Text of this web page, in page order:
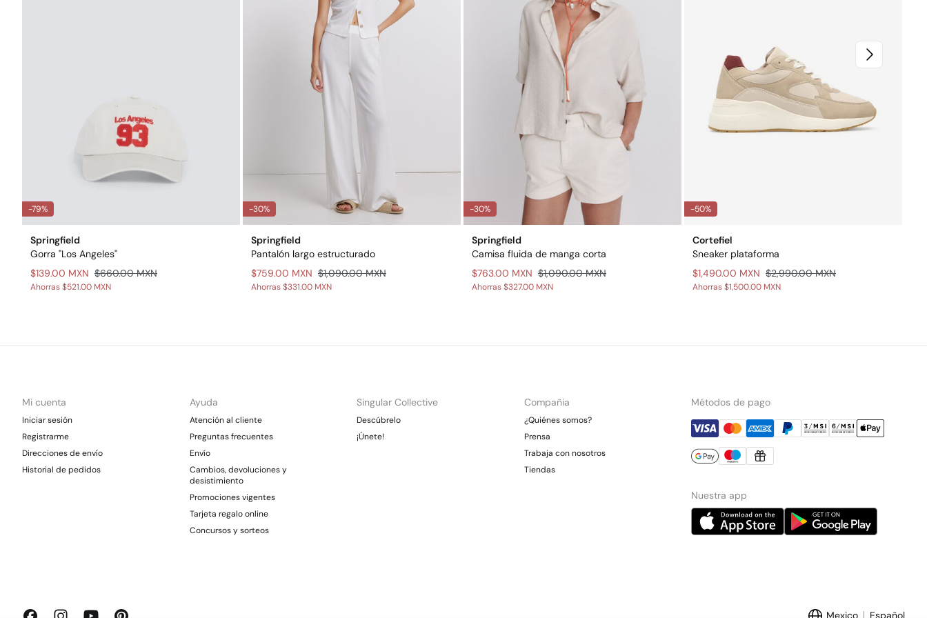
-79%
Springfield
Gorra "Los Angeles"
$139.00 MXN $660.00 MXN
Ahorras$521.00 MXN
-30%
Springfield
Pantalón largo estructurado
$759.00 MXN $1,090.00 MXN
Ahorras$331.00 MXN
-30%
Springfield
Camisa fluida de manga corta
$763.00 MXN $1,090.00 MXN
Ahorras$327.00 MXN
-50%
Cortefiel
Sneaker plataforma
$1,490.00 MXN $2,990.00 MXN
Ahorras$1,500.00 MXN
Mi cuenta
Iniciar sesión
Registrarme
Direcciones de envío
Historial de pedidos
Ayuda
Atención al cliente
Preguntas frecuentes
Envío
Cambios, devoluciones y
desistimiento
Promociones vigentes
Tarjeta regalo online
Concursos y sorteos
Singular Collective
Descúbrelo
¡Únete!
Compañia
¿Quiénes somos?
Prensa
Trabaja con nosotros
Tiendas
Métodos de pago
Nuestra app
Mexico Español